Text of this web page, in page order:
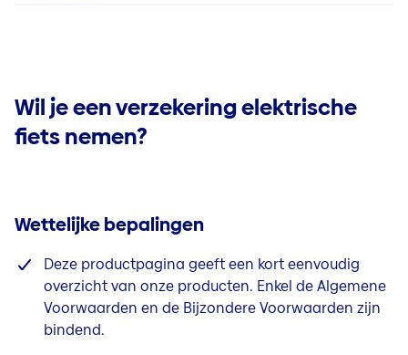
Wil je een verzekering elektrische
fiets nemen?
Wettelijke bepalingen
Deze productpagina geeft een kort eenvoudig
overzicht van onze producten. Enkel de Algemene
Voorwaarden en de Bijzondere Voorwaarden zijn
bindend.